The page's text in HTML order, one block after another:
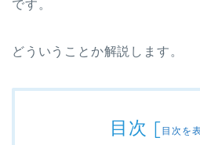
です。
どういうことか解説します。
目次 [目次を